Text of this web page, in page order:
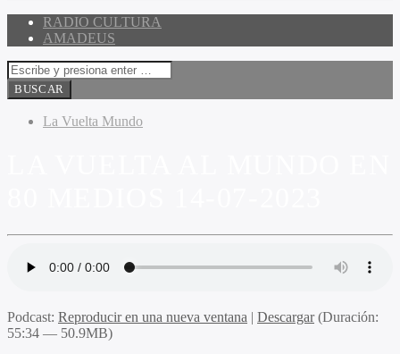
RADIO CULTURA
AMADEUS
La Vuelta Mundo
Podcast: Reproducir en una nueva ventana | Descargar(Duración:
55:34 — 50.9MB)